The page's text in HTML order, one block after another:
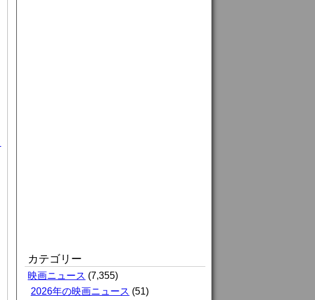
カテゴリー
映画ニュース (7,355)
2026年の映画ニュース (51)